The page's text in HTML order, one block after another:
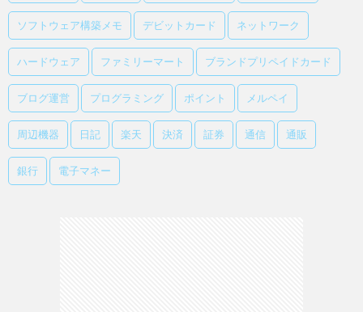
ソフトウェア構築メモ デビットカード ネットワーク
ハードウェア ファミリーマート ブランドプリペイドカード
ブログ運営 プログラミング ポイント メルペイ
周辺機器 日記 楽天 決済 証券 通信 通販
銀行 電子マネー